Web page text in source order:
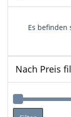
Es befinden
Nach Preis